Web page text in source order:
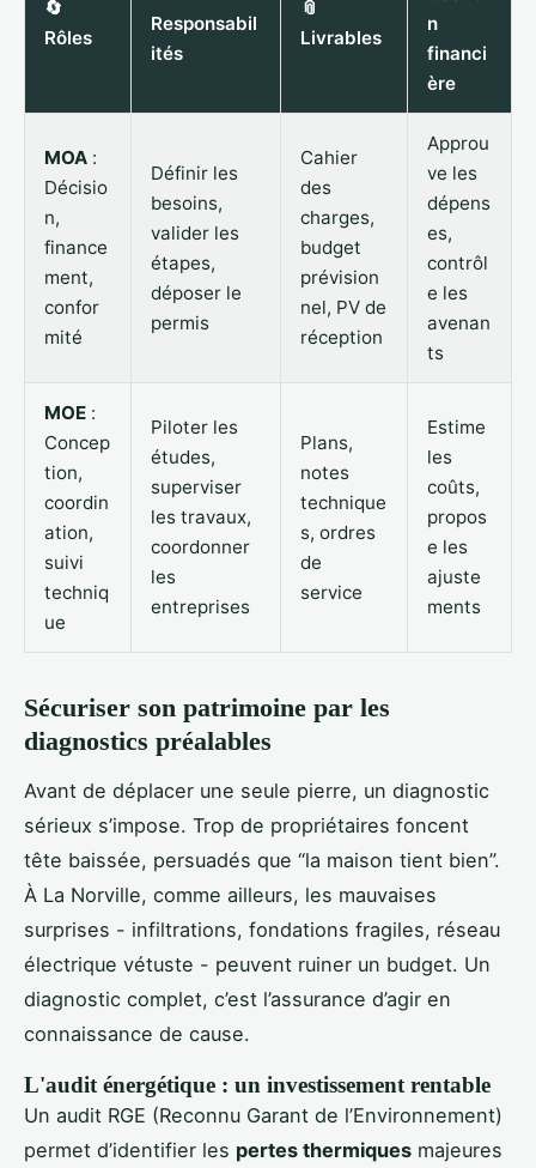
🔄
Rôles
Responsabil
ités
📎
Livrables
n
financi
ère
MOA :
Décisio
n,
finance
ment,
confor
mité
Définir les
besoins,
valider les
étapes,
déposer le
permis
Cahier
des
charges,
budget
prévision
nel, PV de
réception
Approu
ve les
dépens
es,
contrôl
e les
avenan
ts
MOE :
Concep
tion,
coordin
ation,
suivi
techniq
ue
Piloter les
études,
superviser
les travaux,
coordonner
les
entreprises
Plans,
notes
technique
s, ordres
de
service
Estime
les
coûts,
propos
e les
ajuste
ments
Sécuriser son patrimoine par les
diagnostics préalables
Avant de déplacer une seule pierre, un diagnostic
sérieux s’impose. Trop de propriétaires foncent
tête baissée, persuadés que “la maison tient bien”.
À La Norville, comme ailleurs, les mauvaises
surprises - infiltrations, fondations fragiles, réseau
électrique vétuste - peuvent ruiner un budget. Un
diagnostic complet, c’est l’assurance d’agir en
connaissance de cause.
L'audit énergétique : un investissement rentable
Un audit RGE (Reconnu Garant de l’Environnement)
permet d’identifier les pertes thermiques majeures